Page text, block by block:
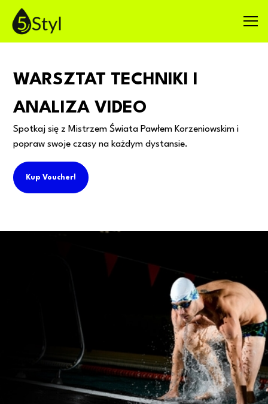
WARSZTAT TECHNIKI I
ANALIZA VIDEO
Spotkaj się z Mistrzem Świata Pawłem Korzeniowskim i
popraw swoje czasy na każdym dystansie.
Kup Voucher!